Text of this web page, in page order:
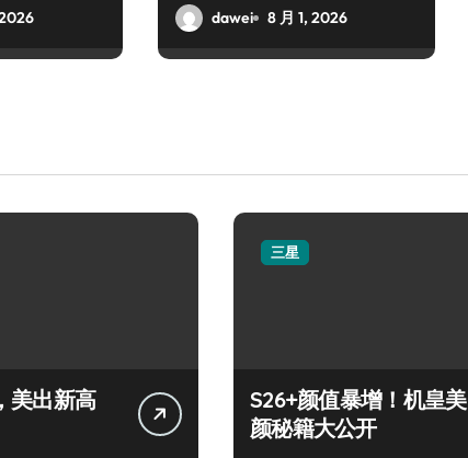
dawei 8 月 1, 2026
美出新高
三星
S26+颜值暴增！机皇美
颜秘籍大公开